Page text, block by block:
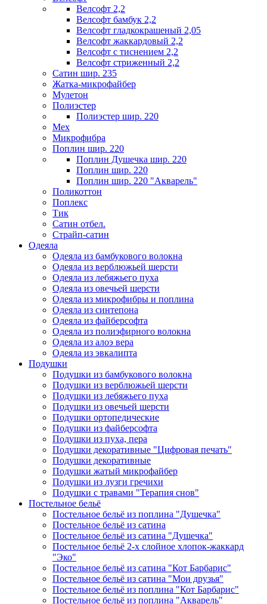
Велсофт 2,2
Велсофт бамбук 2,2
Велсофт гладкокрашеный 2,05
Велсофт жаккардовый 2,2
Велсофт с тиснением 2,2
Велсофт стриженный 2,2
Сатин шир. 235
Жатка-микрофайбер
Мулетон
Полиэстер
Полиэстер шир. 220
Мех
Микрофибра
Поплин шир. 220
Поплин Душечка шир. 220
Поплин шир. 220
Поплин шир. 220 "Акварель"
Поликоттон
Поплекс
Тик
Сатин отбел.
Страйп-сатин
Одеяла
Одеяла из бамбукового волокна
Одеяла из верблюжьей шерсти
Одеяла из лебяжьего пуха
Одеяла из овечьей шерсти
Одеяла из микрофибры и поплина
Одеяла из синтепона
Одеяла из файберсофта
Одеяла из полиэфирного волокна
Одеяла из алоэ вера
Одеяла из эвкалипта
Подушки
Подушки из бамбукового волокна
Подушки из верблюжьей шерсти
Подушки из лебяжьего пуха
Подушки из овечьей шерсти
Подушки ортопедические
Подушки из файберсофта
Подушки из пуха, пера
Подушки декоративные "Цифровая печать"
Подушки декоративные
Подушки жатый микрофайбер
Подушки из лузги гречихи
Подушки с травами "Терапия снов"
Постельное бельё
Постельное бельё из поплина "Душечка"
Постельное бельё из сатина
Постельное бельё из сатина "Душечка"
Постельное бельё 2-х слойное хлопок-жаккард
"Эко"
Постельное бельё из сатина "Кот Барбарис"
Постельное бельё из сатина "Мои друзья"
Постельное бельё из поплина "Кот Барбарис"
Постельное бельё из поплина "Акварель"